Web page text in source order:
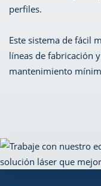
perfiles.
Este sistema de fácil
líneas de fabricación
mantenimiento